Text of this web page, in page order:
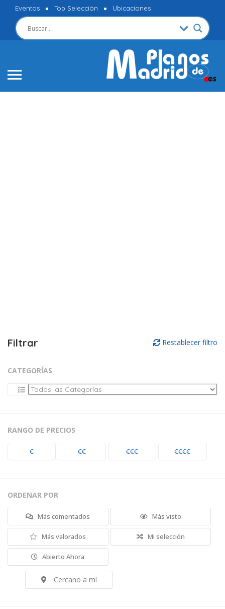
Eventos Top Selección Ubicaciones
Filtrar Restablecer filtro
CATEGORÍAS
RANGO DE PRECIOS
€ €€ €€€ €€€€
ORDENAR POR
Más comentados Más visto
Más valorados Mi selección
Abierto Ahora
Cercano a mí